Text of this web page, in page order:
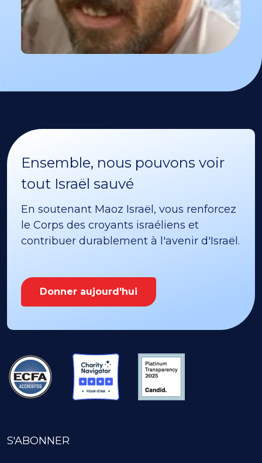
Ensemble, nous pouvons voir
tout Israël sauvé
En soutenant Maoz Israël, vous renforcez
le Corps des croyants israéliens et
contribuer durablement à l'avenir d'Israël.
Donner aujourd'hui
S'ABONNER